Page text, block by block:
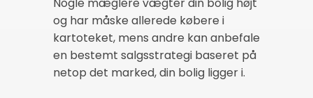
og har måske allerede købere i
kartoteket, mens andre kan anbefale
en bestemt salgsstrategi baseret på
netop det marked, din bolig ligger i.